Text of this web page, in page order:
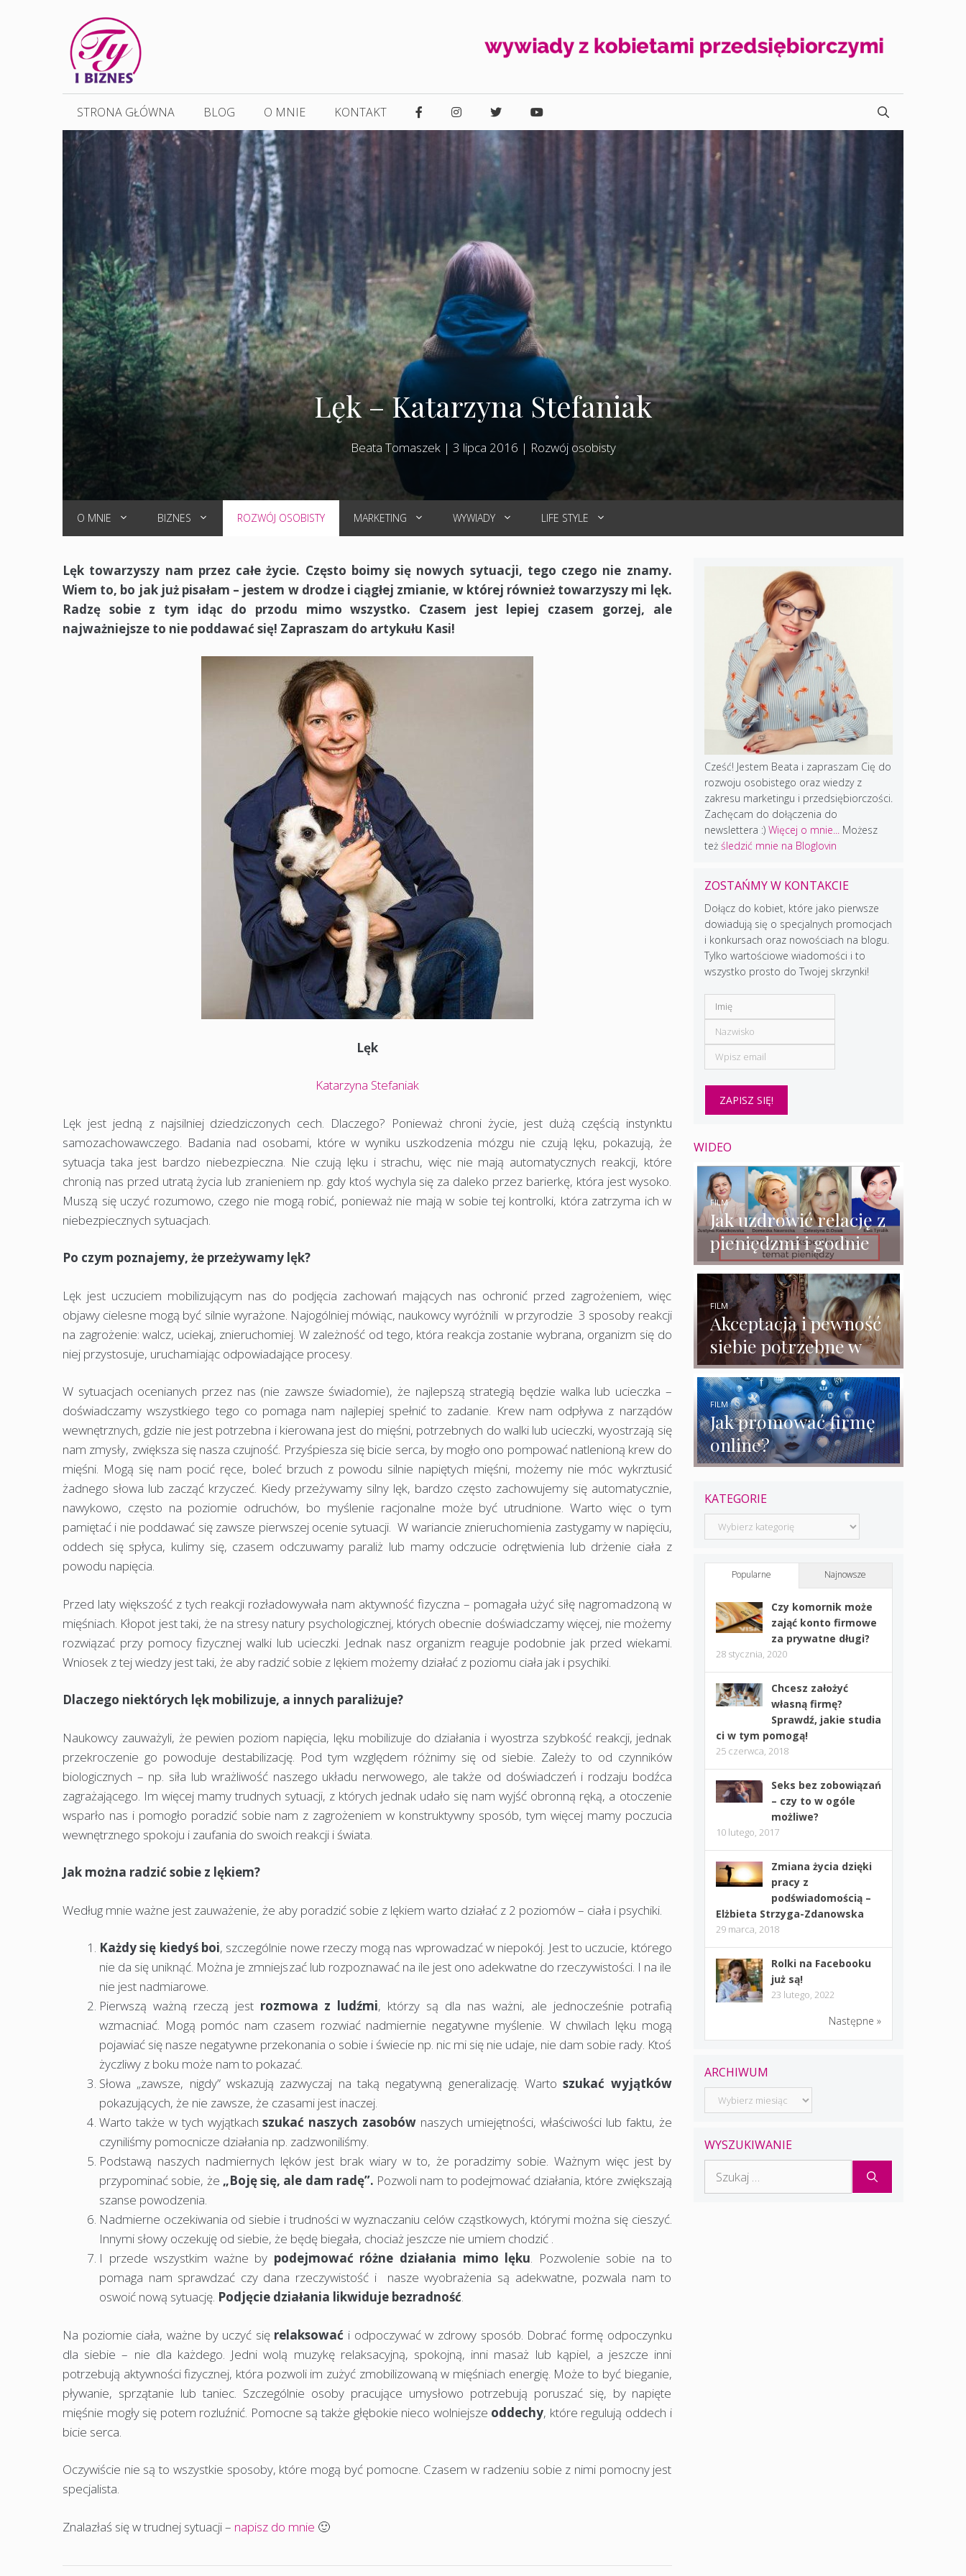
STRONA GŁÓWNA BLOG O MNIE KONTAKT
Lęk – Katarzyna Stefaniak
Beata Tomaszek| 3 lipca 2016 | Rozwój osobisty
O MNIE BIZNES ROZWÓJ OSOBISTY MARKETING WYWIADY LIFE STYLE
Lęk towarzyszy nam przez całe życie. Często boimy się nowych sytuacji, tego czego nie znamy.
Wiem to, bo jak już pisałam – jestem w drodze i ciągłej zmianie, w której również towarzyszy mi lęk.
Radzę sobie z tym idąc do przodu mimo wszystko. Czasem jest lepiej czasem gorzej, ale
najważniejsze to nie poddawać się! Zapraszam do artykułu Kasi!
Lęk
Katarzyna Stefaniak
Lęk jest jedną z najsilniej dziedziczonych cech. Dlaczego? Ponieważ chroni życie, jest dużą częścią instynktu
samozachowawczego. Badania nad osobami, które w wyniku uszkodzenia mózgu nie czują lęku, pokazują, że
sytuacja taka jest bardzo niebezpieczna. Nie czują lęku i strachu, więc nie mają automatycznych reakcji, które
chronią nas przed utratą życia lub zranieniem np. gdy ktoś wychyla się za daleko przez barierkę, która jest wysoko.
Muszą się uczyć rozumowo, czego nie mogą robić, ponieważ nie mają w sobie tej kontrolki, która zatrzyma ich w
niebezpiecznych sytuacjach.
Po czym poznajemy, że przeżywamy lęk?
Lęk jest uczuciem mobilizującym nas do podjęcia zachowań mających nas ochronić przed zagrożeniem, więc
objawy cielesne mogą być silnie wyrażone. Najogólniej mówiąc, naukowcy wyróżnili w przyrodzie 3 sposoby reakcji
na zagrożenie: walcz, uciekaj, znieruchomiej. W zależność od tego, która reakcja zostanie wybrana, organizm się do
niej przystosuje, uruchamiając odpowiadające procesy.
W sytuacjach ocenianych przez nas (nie zawsze świadomie), że najlepszą strategią będzie walka lub ucieczka –
doświadczamy wszystkiego tego co pomaga nam najlepiej spełnić to zadanie. Krew nam odpływa z narządów
wewnętrznych, gdzie nie jest potrzebna i kierowana jest do mięśni, potrzebnych do walki lub ucieczki, wyostrzają się
nam zmysły, zwiększa się nasza czujność. Przyśpiesza się bicie serca, by mogło ono pompować natlenioną krew do
mięśni. Mogą się nam pocić ręce, boleć brzuch z powodu silnie napiętych mięśni, możemy nie móc wykrztusić
żadnego słowa lub zacząć krzyczeć. Kiedy przeżywamy silny lęk, bardzo często zachowujemy się automatycznie,
nawykowo, często na poziomie odruchów, bo myślenie racjonalne może być utrudnione. Warto więc o tym
pamiętać i nie poddawać się zawsze pierwszej ocenie sytuacji. W wariancie znieruchomienia zastygamy w napięciu,
oddech się spłyca, kulimy się, czasem odczuwamy paraliż lub mamy odczucie odrętwienia lub drżenie ciała z
powodu napięcia.
Przed laty większość z tych reakcji rozładowywała nam aktywność fizyczna – pomagała użyć siłę nagromadzoną w
mięśniach. Kłopot jest taki, że na stresy natury psychologicznej, których obecnie doświadczamy więcej, nie możemy
rozwiązać przy pomocy fizycznej walki lub ucieczki. Jednak nasz organizm reaguje podobnie jak przed wiekami.
Wniosek z tej wiedzy jest taki, że aby radzić sobie z lękiem możemy działać z poziomu ciała jak i psychiki.
Dlaczego niektórych lęk mobilizuje, a innych paraliżuje?
Naukowcy zauważyli, że pewien poziom napięcia, lęku mobilizuje do działania i wyostrza szybkość reakcji, jednak
przekroczenie go powoduje destabilizację. Pod tym względem różnimy się od siebie. Zależy to od czynników
biologicznych – np. siła lub wrażliwość naszego układu nerwowego, ale także od doświadczeń i rodzaju bodźca
zagrażającego. Im więcej mamy trudnych sytuacji, z których jednak udało się nam wyjść obronną ręką, a otoczenie
wsparło nas i pomogło poradzić sobie nam z zagrożeniem w konstruktywny sposób, tym więcej mamy poczucia
wewnętrznego spokoju i zaufania do swoich reakcji i świata.
Jak można radzić sobie z lękiem?
Według mnie ważne jest zauważenie, że aby poradzić sobie z lękiem warto działać z 2 poziomów – ciała i psychiki.
Każdy się kiedyś boi, szczególnie nowe rzeczy mogą nas wprowadzać w niepokój. Jest to uczucie, którego
nie da się uniknąć. Można je zmniejszać lub rozpoznawać na ile jest ono adekwatne do rzeczywistości. I na ile
nie jest nadmiarowe.
Pierwszą ważną rzeczą jest rozmowa z ludźmi, którzy są dla nas ważni, ale jednocześnie potrafią
wzmacniać. Mogą pomóc nam czasem rozwiać nadmiernie negatywne myślenie. W chwilach lęku mogą
pojawiać się nasze negatywne przekonania o sobie i świecie np. nic mi się nie udaje, nie dam sobie rady. Ktoś
życzliwy z boku może nam to pokazać.
Słowa „zawsze, nigdy” wskazują zazwyczaj na taką negatywną generalizację. Wartoszukać wyjątków
pokazujących, że nie zawsze, że czasami jest inaczej.
Warto także w tych wyjątkachszukać naszych zasobów naszych umiejętności, właściwości lub faktu, że
czyniliśmy pomocnicze działania np. zadzwoniliśmy.
Podstawą naszych nadmiernych lęków jest brak wiary w to, że poradzimy sobie. Ważnym więc jest by
przypominać sobie, że „Boję się, ale dam radę”. Pozwoli nam to podejmować działania, które zwiększają
szanse powodzenia.
Nadmierne oczekiwania od siebie i trudności w wyznaczaniu celów cząstkowych, którymi można się cieszyć.
Innymi słowy oczekuję od siebie, że będę biegała, chociaż jeszcze nie umiem chodzić .
I przede wszystkim ważne by podejmować różne działania mimo lęku. Pozwolenie sobie na to
pomaga nam sprawdzać czy dana rzeczywistość i nasze wyobrażenia są adekwatne, pozwala nam to
oswoić nową sytuację. Podjęcie działania likwiduje bezradność.
Na poziomie ciała, ważne by uczyć się relaksować i odpoczywać w zdrowy sposób. Dobrać formę odpoczynku
dla siebie – nie dla każdego. Jedni wolą muzykę relaksacyjną, spokojną, inni masaż lub kąpiel, a jeszcze inni
potrzebują aktywności fizycznej, która pozwoli im zużyć zmobilizowaną w mięśniach energię. Może to być bieganie,
pływanie, sprzątanie lub taniec. Szczególnie osoby pracujące umysłowo potrzebują poruszać się, by napięte
mięśnie mogły się potem rozluźnić. Pomocne są także głębokie nieco wolniejsze oddechy, które regulują oddech i
bicie serca.
Oczywiście nie są to wszystkie sposoby, które mogą być pomocne. Czasem w radzeniu sobie z nimi pomocny jest
specjalista.
Znalazłaś się w trudnej sytuacji – napisz do mnie 🙂
Cześć! Jestem Beata i zapraszam Cię do
rozwoju osobistego oraz wiedzy z
zakresu marketingu i przedsiębiorczości.
Zachęcam do dołączenia do
newslettera :) Więcej o mnie...Możesz
też śledzić mnie na Bloglovin
ZOSTAŃMY W KONTAKCIE
Dołącz do kobiet, które jako pierwsze
dowiadują się o specjalnych promocjach
i konkursach oraz nowościach na blogu.
Tylko wartościowe wiadomości i to
wszystko prosto do Twojej skrzynki!
WIDEO
Jak uzdrowić relację z
pieniędzmi i godnie
zarabiać? – 4
rozmowy z
ekspertkami
FILM
Akceptacja i pewność
siebie potrzebne w
biznesie?
FILM
Jak promować firmę
online?
FILM
KATEGORIE
Kategorie
Popularne Najnowsze
Czy komornik może
zająć konto firmowe
za prywatne długi?
28 stycznia, 2020
Chcesz założyć
własną firmę?
Sprawdź, jakie studia
ci w tym pomogą!
25 czerwca, 2018
Seks bez zobowiązań
– czy to w ogóle
możliwe?
10 lutego, 2017
Zmiana życia dzięki
pracy z
podświadomością –
Elżbieta Strzyga-Zdanowska
29 marca, 2018
Rolki na Facebooku
już są!
23 lutego, 2022
Następne »
ARCHIWUM
Archiwum
WYSZUKIWANIE